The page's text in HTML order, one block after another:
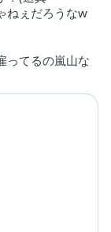
ねぇだろうなw
ってるの嵐山な